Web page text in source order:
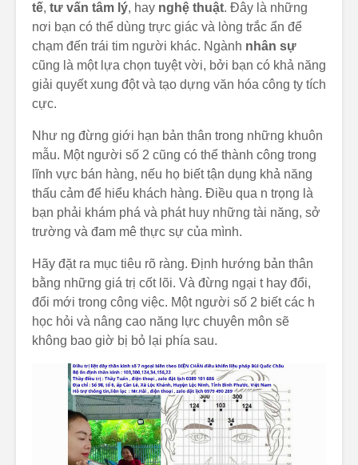
tế, tư vấn tâm lý, hay nghệ thuật. Đây là những
nơi bạn có thể dùng trực giác và lòng trắc ẩn để
chạm đến trái tim người khác. Ngành nhân sự
cũng là một lựa chọn tuyệt vời, bởi bạn có khả năng
giải quyết xung đột và tạo dựng văn hóa công ty tích
cực.
Như ng đừng giới hạn bản thân trong những khuôn
mẫu. Một người số 2 cũng có thể thành công trong
lĩnh vực bán hàng, nếu họ biết tận dụng khả năng
thấu cảm để hiểu khách hàng. Điều qua n trọng là
bạn phải khám phá và phát huy những tài năng, sở
trường và đam mê thực sự của mình.
Hãy đặt ra mục tiêu rõ ràng. Định hướng bản thân
bằng những giá trị cốt lõi. Và đừng ngại t hay đổi,
đổi mới trong công việc. Một người số 2 biết các h
học hỏi và nâng cao năng lực chuyên môn sẽ
không bao giờ bị bỏ lại phía sau.